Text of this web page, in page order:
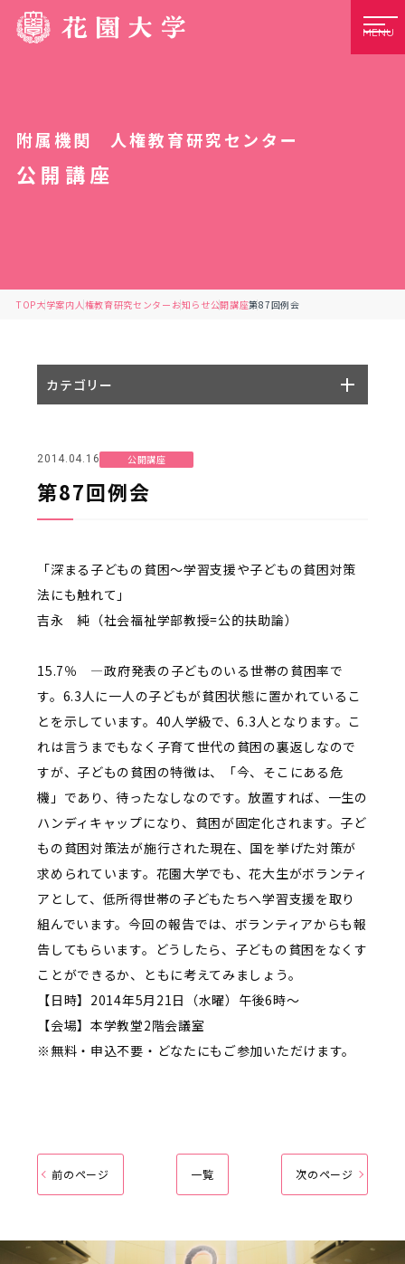
MENU
附属機関 人権教育研究センター
公開講座
TOP大学案内人権教育研究センター お知らせ公開講座第87回例会
2014.04.16 公開講座
第87回例会
「深まる子どもの貧困～学習支援や子どもの貧困対策
法にも触れて」
吉永 純（社会福祉学部教授=公的扶助論）
15.7％ ―政府発表の子どものいる世帯の貧困率で
す。6.3人に一人の子どもが貧困状態に置かれているこ
とを示しています。40人学級で、6.3人となります。こ
れは言うまでもなく子育て世代の貧困の裏返しなので
すが、子どもの貧困の特徴は、「今、そこにある危
機」であり、待ったなしなのです。放置すれば、一生の
ハンディキャップになり、貧困が固定化されます。子ど
もの貧困対策法が施行された現在、国を挙げた対策が
求められています。花園大学でも、花大生がボランティ
アとして、低所得世帯の子どもたちへ学習支援を取り
組んでいます。今回の報告では、ボランティアからも報
告してもらいます。どうしたら、子どもの貧困をなくす
ことができるか、ともに考えてみましょう。
【日時】2014年5月21日（水曜）午後6時～
【会場】本学教堂2階会議室
※無料・申込不要・どなたにもご参加いただけます。
前のページ 一覧 次のページ
カテゴリー